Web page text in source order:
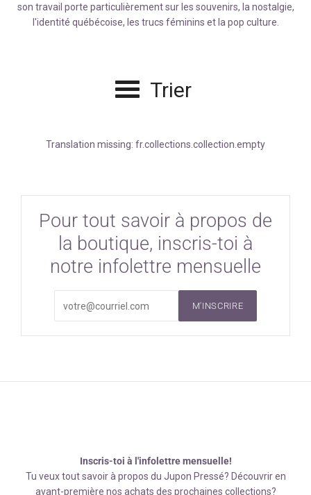
son travail porte particulièrement sur les souvenirs, la nostalgie,
l'identité québécoise, les trucs féminins et la pop culture.
Trier
Translation missing: fr.collections.collection.empty
Pour tout savoir à propos de
la boutique, inscris-toi à
notre infolettre mensuelle
M'INSCRIRE
Inscris-toi à l'infolettre mensuelle!
Tu veux tout savoir à propos du Jupon Pressé? Découvrir en
avant-première nos achats des prochaines collections?